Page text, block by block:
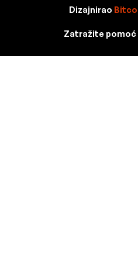
Dizajnirao
Zatražite pomoć